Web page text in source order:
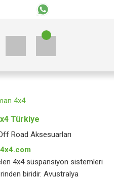
Türkiye
Road Aksesuarları
4x4 süspansiyon sistemleri
biridir. Avustralya